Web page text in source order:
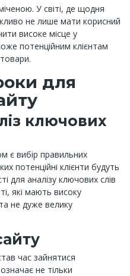
У світі, де щодня
не лише мати корисний
високе місце у
потенційним клієнтам
для
ключових
є вибір правильних
потенційні клієнти будуть
для аналізу ключових слів
які мають високу
не дуже велику
час зайнятися
не тільки